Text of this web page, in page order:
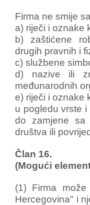
Firma ne smije
a) riječi i oznake
b) zaštićene
drugih pravnih i
c) službene
d) nazive ili
međunarodnih
e) riječi i oznake
u pogledu vrste
do zamjene sa
društva ili
Član 16.
(Mogući
(1) Firma
Hercegovina" i